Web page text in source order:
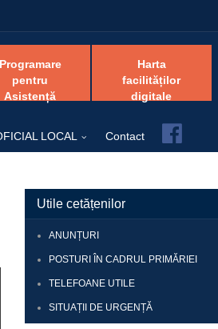
Programare
pentru
Asistență
Harta
facilităților
digitale
LOCAL Contact
Utile cetățenilor
ANUNȚURI
POSTURI ÎN CADRUL PRIMĂRIEI
TELEFOANE UTILE
SITUAȚII DE URGENȚĂ